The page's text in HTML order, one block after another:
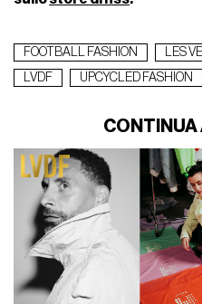
FOOTBALL FASHION
LES
LVDF
UPCYCLED FASHION
CONTINUA